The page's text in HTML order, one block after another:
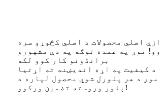
اصلي محصولات د اصلي کڅوړو سره
موږ په عمده توګه په دې مشهورو
برانڈونو کار کوو لکه
د کیفیت په اړه اندیښنه ته اړتیا
د هر پلورل شوي محصول لپاره د
پلور وروسته تضمین ورکوو!